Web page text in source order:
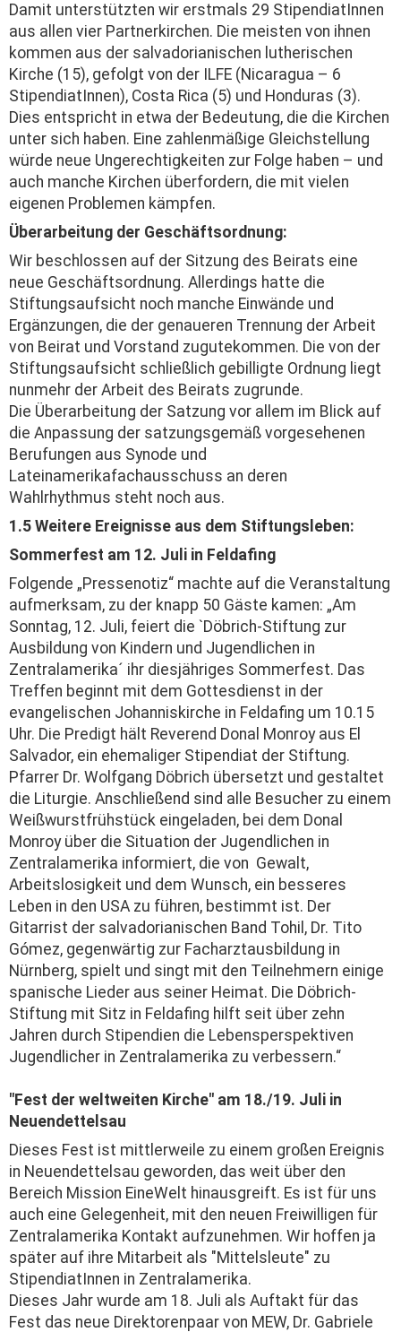
Damit unterstützten wir erstmals 29 StipendiatInnen
aus allen vier Partnerkirchen. Die meisten von ihnen
kommen aus der salvadorianischen lutherischen
Kirche (15), gefolgt von der ILFE (Nicaragua – 6
StipendiatInnen), Costa Rica (5) und Honduras (3).
Dies entspricht in etwa der Bedeutung, die die Kirchen
unter sich haben. Eine zahlenmäßige Gleichstellung
würde neue Ungerechtigkeiten zur Folge haben – und
auch manche Kirchen überfordern, die mit vielen
eigenen Problemen kämpfen.
Überarbeitung der Geschäftsordnung:
Wir beschlossen auf der Sitzung des Beirats eine
neue Geschäftsordnung. Allerdings hatte die
Stiftungsaufsicht noch manche Einwände und
Ergänzungen, die der genaueren Trennung der Arbeit
von Beirat und Vorstand zugutekommen. Die von der
Stiftungsaufsicht schließlich gebilligte Ordnung liegt
nunmehr der Arbeit des Beirats zugrunde.
Die Überarbeitung der Satzung vor allem im Blick auf
die Anpassung der satzungsgemäß vorgesehenen
Berufungen aus Synode und
Lateinamerikafachausschuss an deren
Wahlrhythmus steht noch aus.
1.5 Weitere Ereignisse aus dem Stiftungsleben:
Sommerfest am 12. Juli in Feldafing
Folgende „Pressenotiz“ machte auf die Veranstaltung
aufmerksam, zu der knapp 50 Gäste kamen: „Am
Sonntag, 12. Juli, feiert die `Döbrich-Stiftung zur
Ausbildung von Kindern und Jugendlichen in
Zentralamerika´ ihr diesjähriges Sommerfest. Das
Treffen beginnt mit dem Gottesdienst in der
evangelischen Johanniskirche in Feldafing um 10.15
Uhr. Die Predigt hält Reverend Donal Monroy aus El
Salvador, ein ehemaliger Stipendiat der Stiftung.
Pfarrer Dr. Wolfgang Döbrich übersetzt und gestaltet
die Liturgie. Anschließend sind alle Besucher zu einem
Weißwurstfrühstück eingeladen, bei dem Donal
Monroy über die Situation der Jugendlichen in
Zentralamerika informiert, die von Gewalt,
Arbeitslosigkeit und dem Wunsch, ein besseres
Leben in den USA zu führen, bestimmt ist. Der
Gitarrist der salvadorianischen Band Tohil, Dr. Tito
Gómez, gegenwärtig zur Facharztausbildung in
Nürnberg, spielt und singt mit den Teilnehmern einige
spanische Lieder aus seiner Heimat. Die Döbrich-
Stiftung mit Sitz in Feldafing hilft seit über zehn
Jahren durch Stipendien die Lebensperspektiven
Jugendlicher in Zentralamerika zu verbessern.“
"Fest der weltweiten Kirche" am 18./19. Juli in
Neuendettelsau
Dieses Fest ist mittlerweile zu einem großen Ereignis
in Neuendettelsau geworden, das weit über den
Bereich Mission EineWelt hinausgreift. Es ist für uns
auch eine Gelegenheit, mit den neuen Freiwilligen für
Zentralamerika Kontakt aufzunehmen. Wir hoffen ja
später auf ihre Mitarbeit als "Mittelsleute" zu
StipendiatInnen in Zentralamerika.
Dieses Jahr wurde am 18. Juli als Auftakt für das
Fest das neue Direktorenpaar von MEW, Dr. Gabriele